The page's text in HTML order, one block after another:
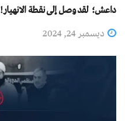
داعش؛ لقد وصل إلى نقطة الانهيار!
ديسمبر 24, 2024